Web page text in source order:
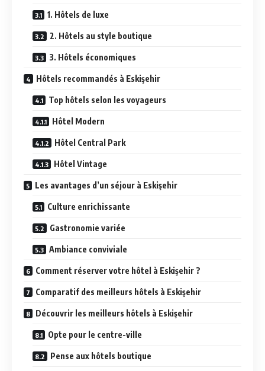
1. Hôtels de luxe
2. Hôtels au style boutique
3. Hôtels économiques
Hôtels recommandés à Eskişehir
Top hôtels selon les voyageurs
Hôtel Modern
Hôtel Central Park
Hôtel Vintage
Les avantages d’un séjour à Eskişehir
Culture enrichissante
Gastronomie variée
Ambiance conviviale
Comment réserver votre hôtel à Eskişehir ?
Comparatif des meilleurs hôtels à Eskişehir
Découvrir les meilleurs hôtels à Eskişehir
Opte pour le centre-ville
Pense aux hôtels boutique